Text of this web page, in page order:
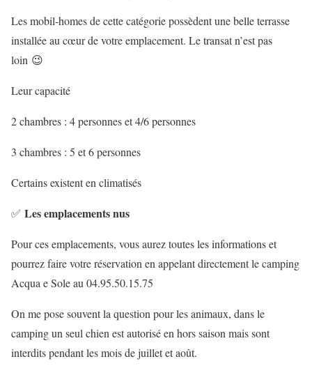
Les mobil-homes de cette catégorie possèdent une belle terrasse
installée au cœur de votre emplacement. Le transat n’est pas
loin 😉
Leur capacité
2 chambres : 4 personnes et 4/6 personnes
3 chambres : 5 et 6 personnes
Certains existent en climatisés
✅ Les emplacements nus
Pour ces emplacements, vous aurez toutes les informations et
pourrez faire votre réservation en appelant directement le camping
Acqua e Sole au 04.95.50.15.75
On me pose souvent la question pour les animaux, dans le
camping un seul chien est autorisé en hors saison mais sont
interdits pendant les mois de juillet et août.